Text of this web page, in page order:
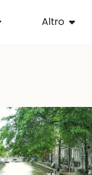
Altro